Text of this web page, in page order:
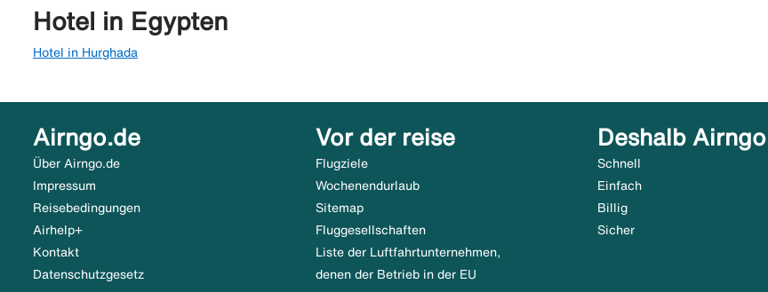
Hotel in Egypten
Hotel in Hurghada
Airngo.de
Über Airngo.de
Impressum
Reisebedingungen
Airhelp+
Kontakt
Datenschutzgesetz
Vor der reise
Flugziele
Wochenendurlaub
Sitemap
Fluggesellschaften
Liste der Luftfahrtunternehmen,
denen der Betrieb in der EU
Deshalb Airngo
Schnell
Einfach
Billig
Sicher